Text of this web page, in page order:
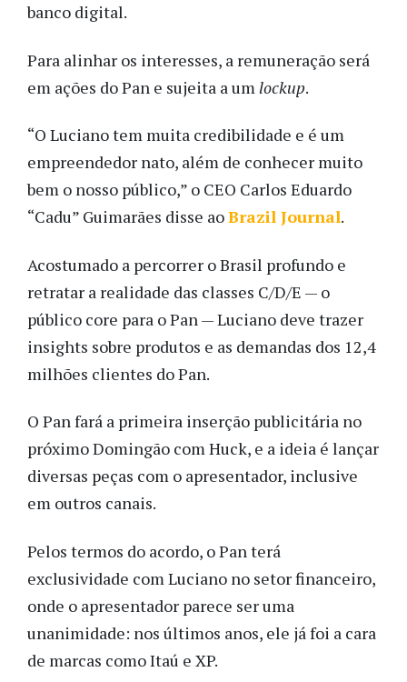
banco digital.
Para alinhar os interesses, a remuneração será
em ações do Pan e sujeita a um lockup.
“O Luciano tem muita credibilidade e é um
empreendedor nato, além de conhecer muito
bem o nosso público,” o CEO Carlos Eduardo
“Cadu” Guimarães disse aoBrazil Journal.
Acostumado a percorrer o Brasil profundo e
retratar a realidade das classes C/D/E — o
público core para o Pan — Luciano deve trazer
insights sobre produtos e as demandas dos 12,4
milhões clientes do Pan.
O Pan fará a primeira inserção publicitária no
próximo Domingão com Huck, e a ideia é lançar
diversas peças com o apresentador, inclusive
em outros canais.
Pelos termos do acordo, o Pan terá
exclusividade com Luciano no setor financeiro,
onde o apresentador parece ser uma
unanimidade: nos últimos anos, ele já foi a cara
de marcas como Itaú e XP.